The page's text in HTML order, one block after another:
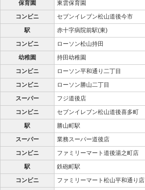
保育園
東雲保育園
コンビニ
セブンイレブン松山道後今市
駅
赤十字病院前駅(東)
コンビニ
ローソン松山持田
幼稚園
持田幼稚園
コンビニ
ローソン平和通り二丁目
コンビニ
ローソン勝山二丁目
スーパー
フジ道後店
コンビニ
セブンイレブン松山道後喜多町
駅
勝山町駅
スーパー
業務スーパー道後店
コンビニ
ファミリーマート道後湯之町店
駅
鉄砲町駅
コンビニ
ファミリーマート松山平和通り店